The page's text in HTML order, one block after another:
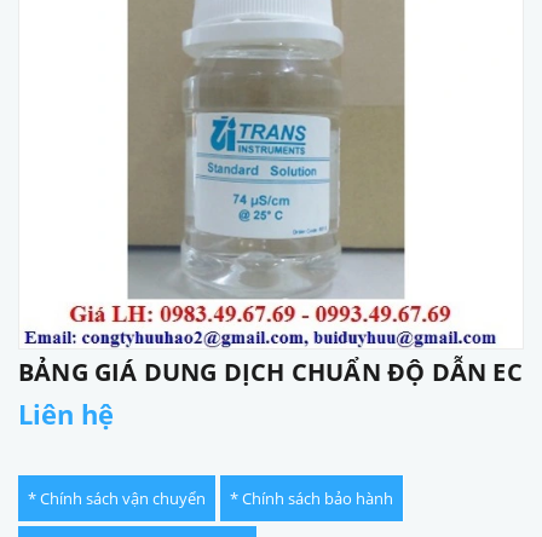
BẢNG GIÁ DUNG DỊCH CHUẨN ĐỘ DẪN EC
Liên hệ
* Chính sách vận chuyển * Chính sách bảo hành